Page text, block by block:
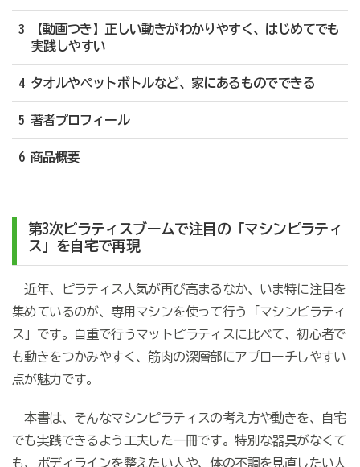
3 【動画つき】正しい動きがわかりやすく、はじめてでも
実践しやすい
4 タオルやペットボトルなど、家にあるものでできる
5 著者プロフィール
6 商品概要
第3次ピラティスブームで注目の「マシンピラティ
ス」を自宅で再現
近年、ピラティス人気が再び高まるなか、いま特に注目を
集めているのが、専用マシンを使って行う「マシンピラティ
ス」です。自重で行うマットピラティスに比べて、初心者で
も動きをつかみやすく、筋肉の深層部にアプローチしやすい
点が魅力です。
本書は、そんなマシンピラティスの考え方や動きを、自宅
でも実践できるよう工夫した一冊です。特別な器具がなくて
も、ボディラインを整えたい人や、体の不調を見直したい人